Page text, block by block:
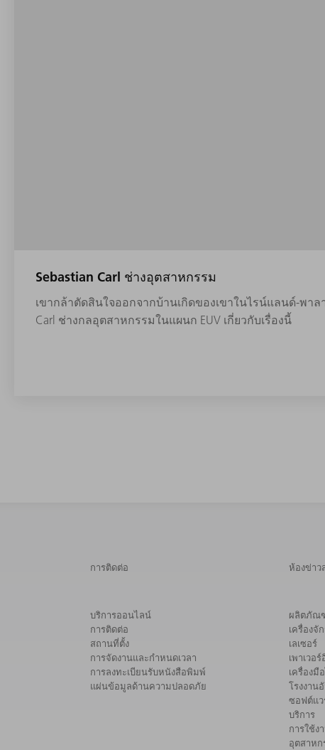
Sebastian Carl ช่างอุตสาหกรรม
เขากล้าตัดสินใจออกจากบ้านเกิดของเขาในไรน์แลนด์-พาล
Carl ช่างกลอุตสาหกรรมในแผนก EUV เกี่ยวกับเรื่องนี้
การติดต่อ ห้องข่าว
บริการออนไลน์
การติดต่อ
สถานที่ตั้ง
การจัดงานและกำหนดเวลา
การลงทะเบียนรับหนังสือพิมพ์
แผ่นข้อมูลด้านความปลอดภัย
ผลิตภัณ
เครื่องจั
เลเซอร์
เพาเวอ
เครื่องมื
โรงงาน
ซอฟต์แว
บริการ
การใช้ง
อุตสาหก